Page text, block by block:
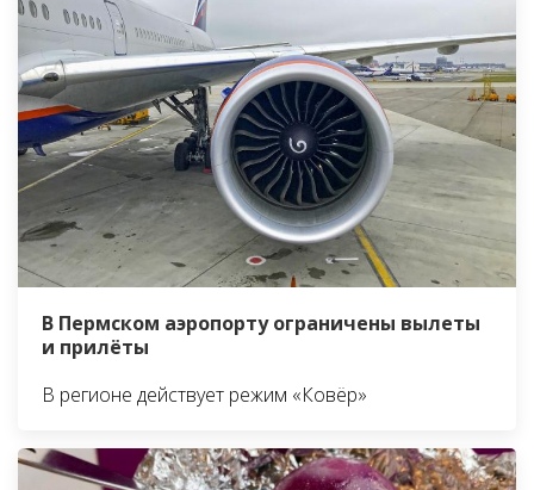
В Пермском аэропорту ограничены вылеты
и прилёты
В регионе действует режим «Ковёр»